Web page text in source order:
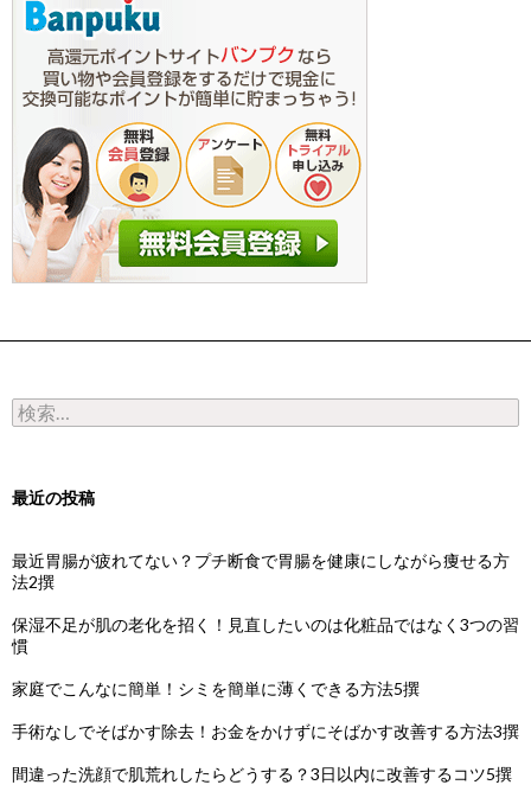
検索:
最近の投稿
最近胃腸が疲れてない？プチ断食で胃腸を健康にしながら痩せる方
法2撰
保湿不足が肌の老化を招く！見直したいのは化粧品ではなく3つの習
慣
家庭でこんなに簡単！シミを簡単に薄くできる方法5撰
手術なしでそばかす除去！お金をかけずにそばかす改善する方法3撰
間違った洗顔で肌荒れしたらどうする？3日以内に改善するコツ5撰